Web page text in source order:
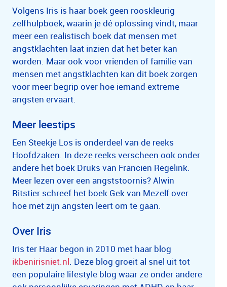
Volgens Iris is haar boek geen rooskleurig
zelfhulpboek, waarin je dé oplossing vindt, maar
meer een realistisch boek dat mensen met
angstklachten laat inzien dat het beter kan
worden. Maar ook voor vrienden of familie van
mensen met angstklachten kan dit boek zorgen
voor meer begrip over hoe iemand extreme
angsten ervaart.
Meer leestips
Een Steekje Los is onderdeel van de reeks
Hoofdzaken. In deze reeks verscheen ook onder
andere het boek Druks van Francien Regelink.
Meer lezen over een angststoornis? Alwin
Ritstier schreef het boek Gek van Mezelf over
hoe met zijn angsten leert om te gaan.
Over Iris
Iris ter Haar begon in 2010 met haar blog
ikbenirisniet.nl. Deze blog groeit al snel uit tot
een populaire lifestyle blog waar ze onder andere